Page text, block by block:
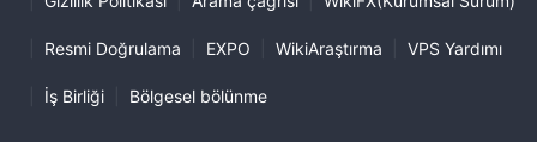
Resmi Doğrulama EXPO WikiAraştırma VPS Yardımı
İş Birliği Bölgesel bölünme